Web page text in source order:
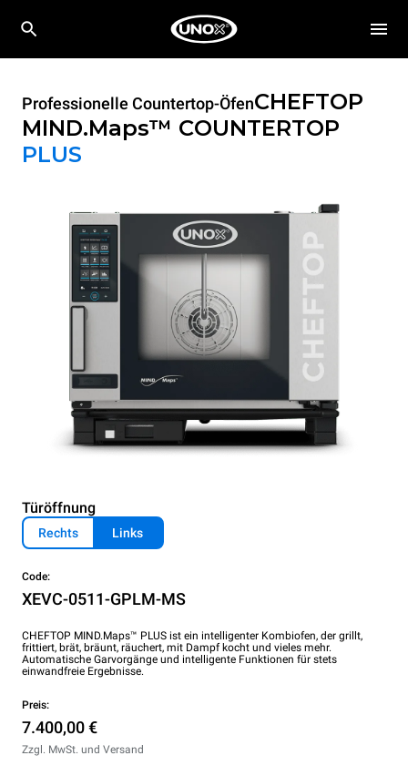
Professionelle Countertop-ÖfenCHEFTOP
MIND.Maps™ COUNTERTOP
PLUS
Türöffnung
Rechts Links
Code:
XEVC-0511-GPLM-MS
CHEFTOP MIND.Maps™ PLUS ist ein intelligenter Kombiofen, der grillt,
frittiert, brät, bräunt, räuchert, mit Dampf kocht und vieles mehr.
Automatische Garvorgänge und intelligente Funktionen für stets
einwandfreie Ergebnisse.
Preis:
7.400,00 €
Zzgl. MwSt. und Versand